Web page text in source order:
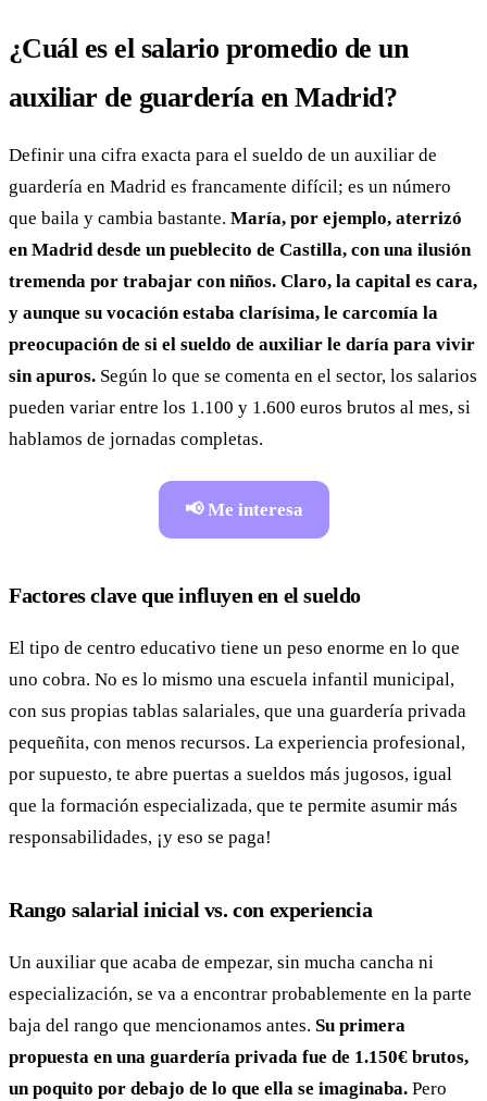
¿Cuál es el salario promedio de un
auxiliar de guardería en Madrid?
Definir una cifra exacta para el sueldo de un auxiliar de
guardería en Madrid es francamente difícil; es un número
que baila y cambia bastante. María, por ejemplo, aterrizó
en Madrid desde un pueblecito de Castilla, con una ilusión
tremenda por trabajar con niños. Claro, la capital es cara,
y aunque su vocación estaba clarísima, le carcomía la
preocupación de si el sueldo de auxiliar le daría para vivir
sin apuros. Según lo que se comenta en el sector, los salarios
pueden variar entre los 1.100 y 1.600 euros brutos al mes, si
hablamos de jornadas completas.
📢 Me interesa
Factores clave que influyen en el sueldo
El tipo de centro educativo tiene un peso enorme en lo que
uno cobra. No es lo mismo una escuela infantil municipal,
con sus propias tablas salariales, que una guardería privada
pequeñita, con menos recursos. La experiencia profesional,
por supuesto, te abre puertas a sueldos más jugosos, igual
que la formación especializada, que te permite asumir más
responsabilidades, ¡y eso se paga!
Rango salarial inicial vs. con experiencia
Un auxiliar que acaba de empezar, sin mucha cancha ni
especialización, se va a encontrar probablemente en la parte
baja del rango que mencionamos antes. Su primera
propuesta en una guardería privada fue de 1.150€ brutos,
un poquito por debajo de lo que ella se imaginaba. Pero